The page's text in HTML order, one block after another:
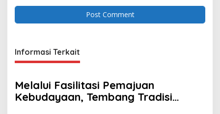
Informasi Terkait
Melalui Fasilitasi Pemajuan
Kebudayaan, Tembang Tradisi